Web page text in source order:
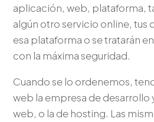
aplicación, web, plataforma,
algún otro servicio online, tus
esa plataforma o se tratarán
con la máxima seguridad.
Cuando se lo ordenemos,
web la empresa de
web, o la de hosting. Las